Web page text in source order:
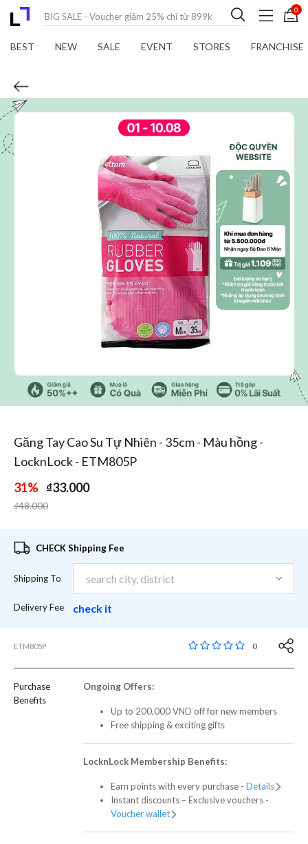
0
BEST NEW SALE EVENT STORES FRANCHISE
/1
Găng Tay Cao Su Tự Nhiên - 35cm - Màu hồng -
LocknLock - ETM805P
31% ₫33.000
Price reduced from
₫48.000to
CHECK Shipping Fee
Shipping To
Delivery Fee check it
ETM805P 4,9 out of 5 Customer
0
Purchase
Benefits
Ongoing Offers:
Up to 200,000 VND off for new members
Free shipping & exciting gifts
LocknLock Membership Benefits:
Earn points with every purchase - Details
Instant discounts – Exclusive vouchers -
Voucher wallet